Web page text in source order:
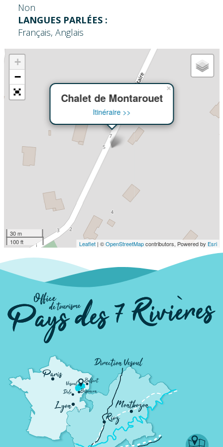
Non
LANGUES PARLÉES :
Français, Anglais
Chalet de Montarouet
Itinéraire >>
×
+
−
30 m
100 ft
Leaflet| ©OpenStreetMapcontributors, Powered by Esri